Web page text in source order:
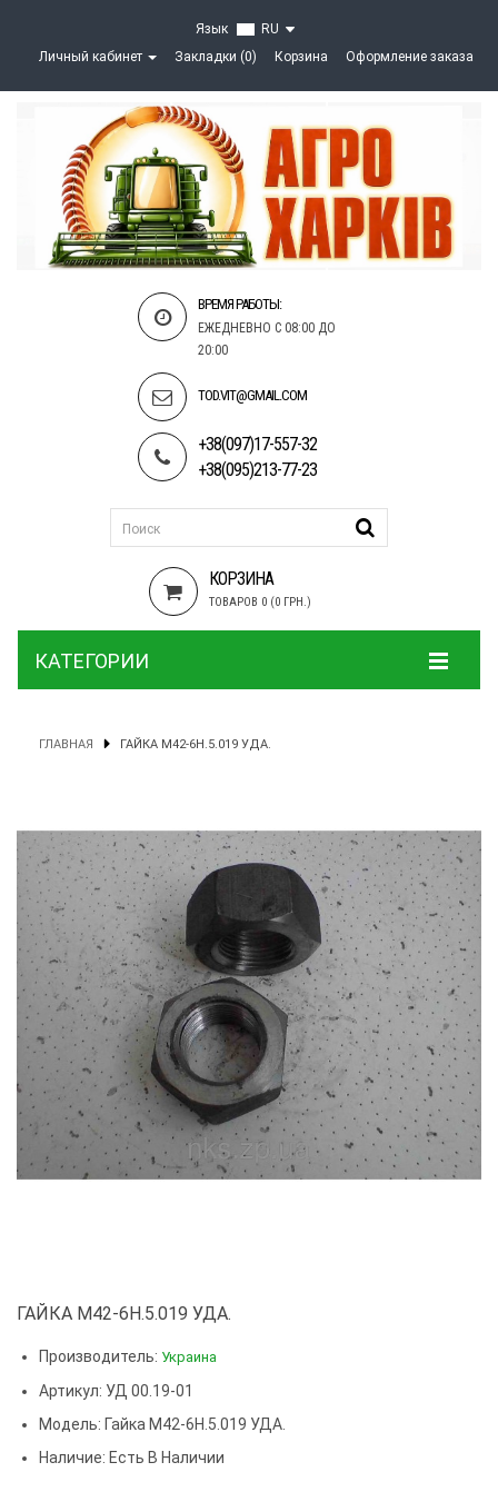
Язык
RU
Личный кабинет
Закладки (0) Корзина Оформление заказа
ВРЕМЯ РАБОТЫ:
ЕЖЕДНЕВНО С 08:00 ДО
20:00
TOD.VIT@GMAIL.COM
+38(097)17-557-32
+38(095)213-77-23
КОРЗИНА
ТОВАРОВ 0 (0 ГРН.)
КАТЕГОРИИ
ГЛАВНАЯ ГАЙКА М42-6Н.5.019 УДА.
ГАЙКА М42-6Н.5.019 УДА.
Производитель: Украина
Артикул: УД 00.19-01
Модель: Гайка М42-6Н.5.019 УДА.
Наличие: Есть В Наличии